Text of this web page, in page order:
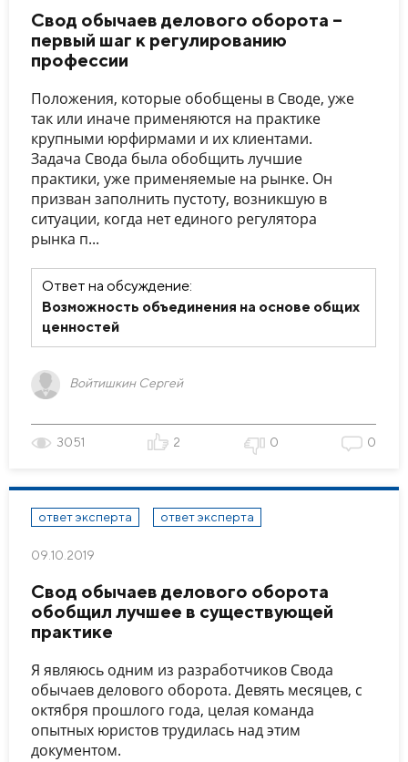
Свод обычаев делового оборота –
первый шаг к регулированию
профессии
Положения, которые обобщены в Своде, уже
так или иначе применяются на практике
крупными юрфирмами и их клиентами.
Задача Свода была обобщить лучшие
практики, уже применяемые на рынке. Он
призван заполнить пустоту, возникшую в
ситуации, когда нет единого регулятора
рынка п...
Ответ на обсуждение:
Возможность объединения на основе общих
ценностей
Войтишкин Сергей
3051 2 0 0
ответ эксперта ответ эксперта
09.10.2019
Свод обычаев делового оборота
обобщил лучшее в существующей
практике
Я являюсь одним из разработчиков Свода
обычаев делового оборота. Девять месяцев, с
октября прошлого года, целая команда
опытных юристов трудилась над этим
документом.